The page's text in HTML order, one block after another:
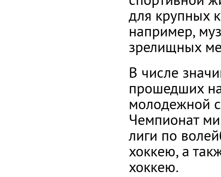
для крупных
например,
зрелищных
В числе
прошедших
молодежной
Чемпионат
лиги по
хоккею, а
хоккею.